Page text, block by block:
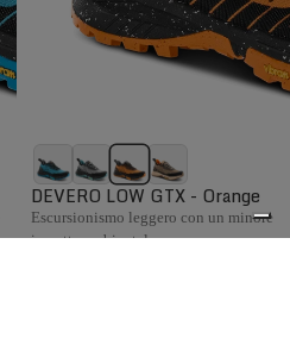
DEVERO LOW GTX - Orange
Escursionismo leggero con un minore
impatto ambientale.